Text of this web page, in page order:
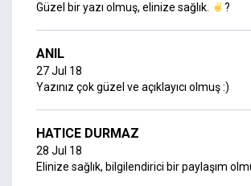
Güzel bir yazı olmuş, elinize sağlık.
?
ANIL
27 Jul 18
Yazınız çok güzel ve açıklayıcı olmuş :)
HATICE DURMAZ
28 Jul 18
Elinize sağlık, bilgilendirici bir paylaşım